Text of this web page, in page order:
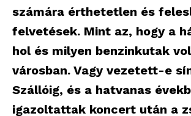
számára érthetetlen és
felvetések. Mint az, hogy a
hol és milyen benzinkutak
városban. Vagy vezetett-e
Szállóig, és a hatvanas
igazoltattak koncert után a